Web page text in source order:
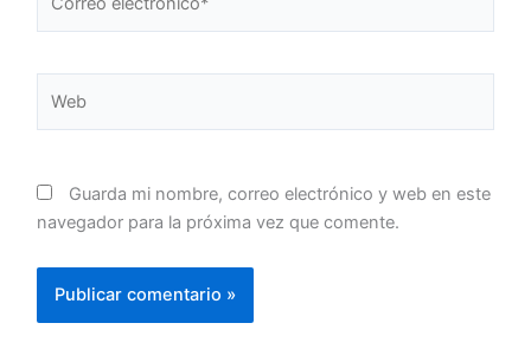
electrónico*
Guarda mi nombre, correo electrónico y web en este
navegador para la próxima vez que comente.